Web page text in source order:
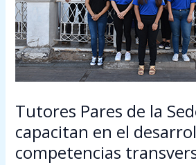
Tutores Pares de la
capacitan en el
competencias
se
capacitan
en
el
desarrollo
competencias
transversales